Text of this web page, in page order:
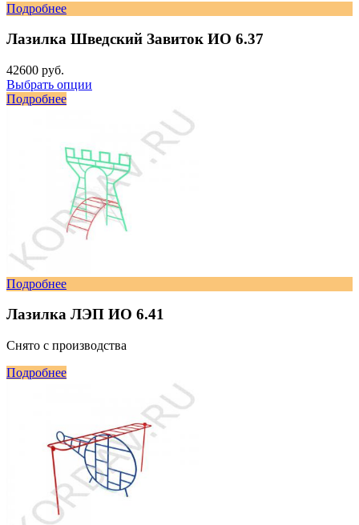
Подробнее
Лазилка Шведский Завиток ИО 6.37
42600 руб.
Выбрать опции
Подробнее
Подробнее
Лазилка ЛЭП ИО 6.41
Снято с производства
Подробнее